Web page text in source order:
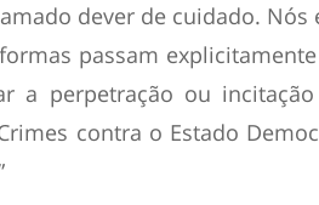
dever de cuidado. Nós
passam
a perpetração ou
contra o Estado